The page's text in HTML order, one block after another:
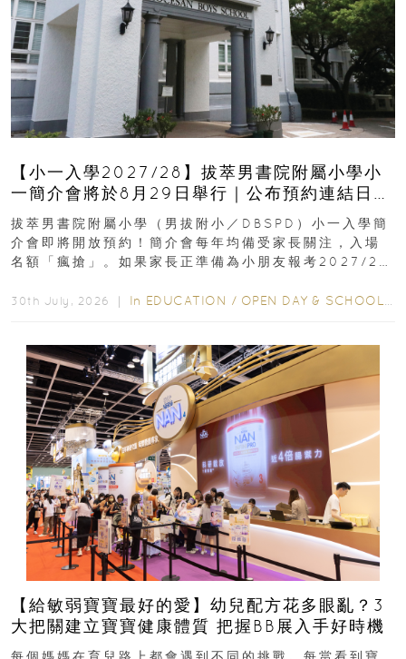
【小一入學2027/28】拔萃男書院附屬小學小
一簡介會將於8月29日舉行｜公布預約連結日期
｜更設有網上重溫
拔萃男書院附屬小學（男拔附小／DBSPD）小一入學簡
介會即將開放預約！簡介會每年均備受家長關注，入場
名額「瘋搶」。如果家長正準備為小朋友報考2027/28
30th July, 2026 ｜ In EDUCATION / OPEN DAY & SCHOOL EVENTS
【給敏弱寶寶最好的愛】幼兒配方花多眼亂？3
大把關建立寶寶健康體質 把握BB展入手好時機
每個媽媽在育兒路上都會遇到不同的挑戰。每當看到寶